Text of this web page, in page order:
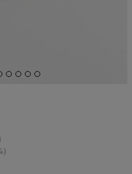
Aktionspreis: 99,99 EUR